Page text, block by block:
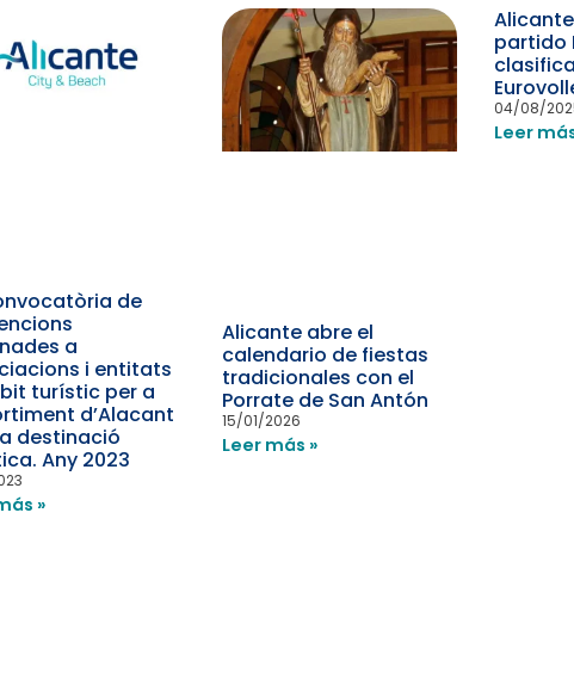
de
a
i entitats
turístic per a
d’Alacant
destinació
Any 2023
»
Alicante abre el
calendario de fiestas
tradicionales con el
Porrate de San Antón
15/01/2026
Leer más »
partido
04/08/
Leer